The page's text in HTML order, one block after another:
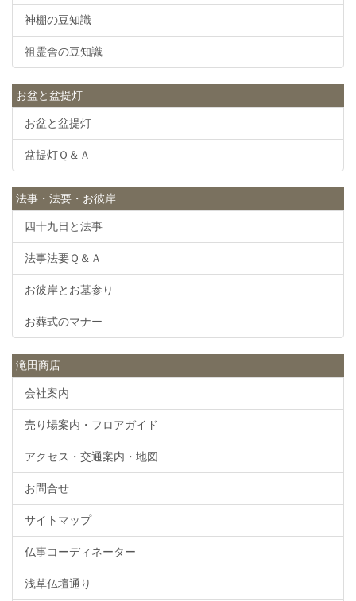
神棚の豆知識
祖霊舎の豆知識
お盆と盆提灯
お盆と盆提灯
盆提灯Ｑ＆Ａ
法事・法要・お彼岸
四十九日と法事
法事法要Ｑ＆Ａ
お彼岸とお墓参り
お葬式のマナー
滝田商店
会社案内
売り場案内・フロアガイド
アクセス・交通案内・地図
お問合せ
サイトマップ
仏事コーディネーター
浅草仏壇通り